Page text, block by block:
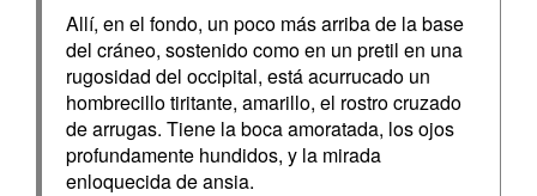
Allí, en el fondo, un poco más arriba de la base
del cráneo, sostenido como en un pretil en una
rugosidad del occipital, está acurrucado un
hombrecillo tiritante, amarillo, el rostro cruzado
de arrugas. Tiene la boca amoratada, los ojos
profundamente hundidos, y la mirada
enloquecida de ansia.